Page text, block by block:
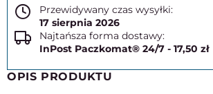
Przewidywany czas wysyłki:
17 sierpnia 2026
Najtańsza forma dostawy:
InPost Paczkomat® 24/7 - 17,50 zł
OPIS PRODUKTU